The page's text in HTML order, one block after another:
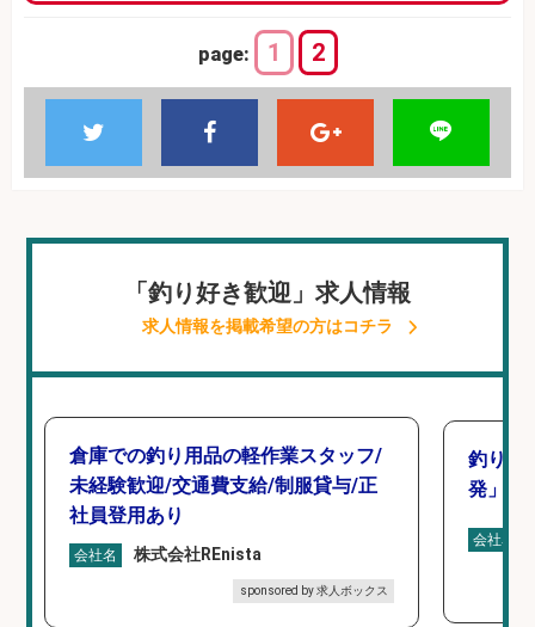
page: 1 2
「釣り好き歓迎」求人情報
求人情報を掲載希望の方はコチラ
倉庫での釣り用品の軽作業スタッフ/
未経験歓迎/交通費支給/制服貸与/正
社員登用あり
会社名 株式会社REnista
sponsored by 求人ボックス
釣り好
発」/
会社名